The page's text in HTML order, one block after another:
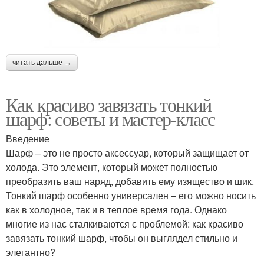
читать дальше →
Как красиво завязать тонкий
шарф: советы и мастер-класс
Введение
Шарф – это не просто аксессуар, который защищает от
холода. Это элемент, который может полностью
преобразить ваш наряд, добавить ему изящество и шик.
Тонкий шарф особенно универсален – его можно носить
как в холодное, так и в теплое время года. Однако
многие из нас сталкиваются с проблемой: как красиво
завязать тонкий шарф, чтобы он выглядел стильно и
элегантно?